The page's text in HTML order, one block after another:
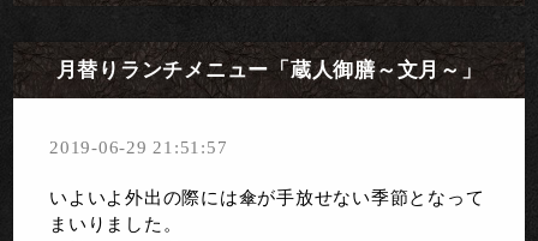
月替りランチメニュー「蔵人御膳～文月～」
2019-06-29 21:51:57
いよいよ外出の際には傘が手放せない季節となって
まいりました。